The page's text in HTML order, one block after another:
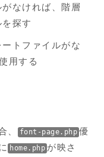
なければ、階層
探す
トファイルがな
用する
、 font-page.php 優
home.php が映さ